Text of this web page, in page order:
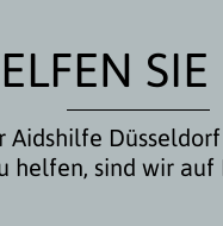
Aidshilfe
sind wir auf